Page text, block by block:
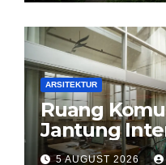
ARSITEKTUR
Ruang
Jantung
5 AUGUST 2026